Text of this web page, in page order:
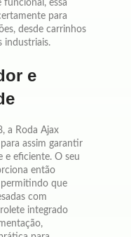
essa
para
desde carrinhos
industriais.
e
a Roda Ajax
assim garantir
e eficiente. O seu
então
permitindo que
com
integrado